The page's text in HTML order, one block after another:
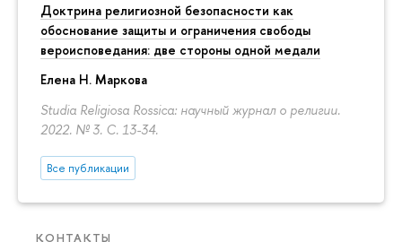
Доктрина религиозной безопасности как
обоснование защиты и ограничения свободы
вероисповедания: две стороны одной медали
Елена Н. Маркова
Studia Religiosa Rossica: научный журнал о религии.
2022. № 3. С. 13-34.
Все публикации
КОНТАКТЫ